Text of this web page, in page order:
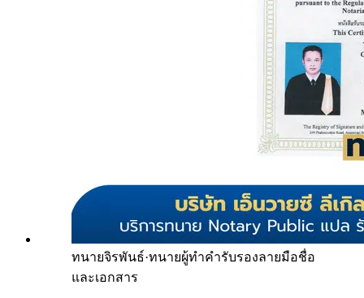
ทนายจิรพันธ์·ทนายผู้ทำคำรับรองลายมือชื่อ
และเอกสาร